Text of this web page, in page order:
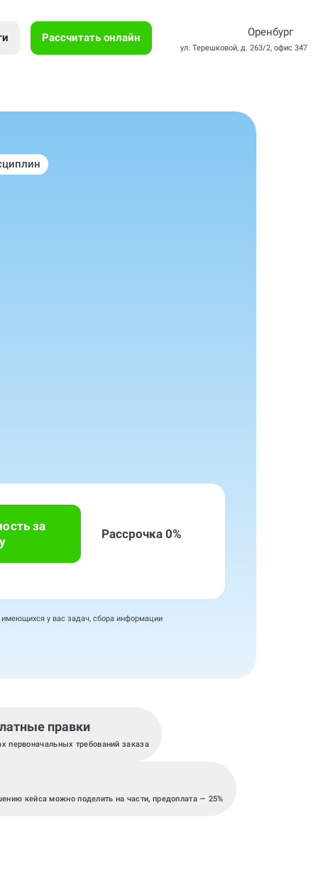
Рассчитать онлайн Оренбург
ул. Терешковой, д. 263/2, офис 347
за
Рассрочка 0%
имеющихся у вас задач, сбора информации
правки
первоначальных требований заказа
кейса можно поделить на части, предоплата — 25%